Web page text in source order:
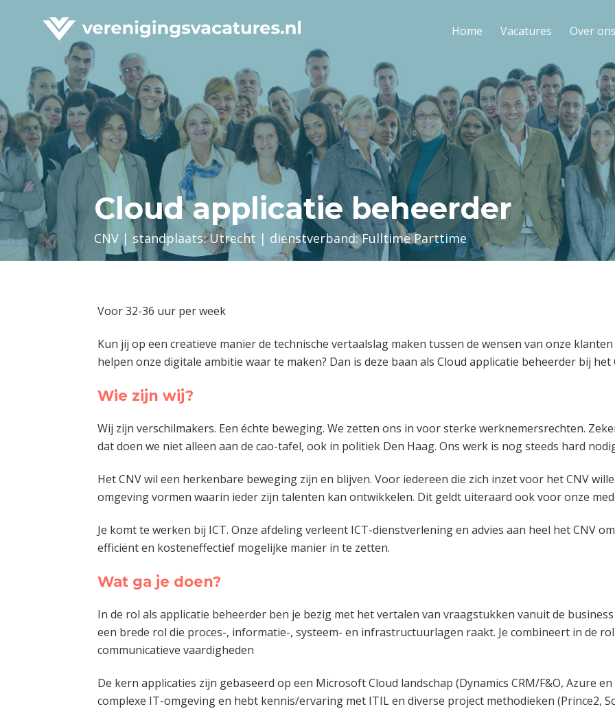
Home Vacatures Over ons
Cloud applicatie beheerder
CNV | standplaats: Utrecht | dienstverband: Fulltime Parttime
Voor 32-36 uur per week
Kun jij op een creatieve manier de technische vertaalslag maken tussen de wensen van onze
helpen onze digitale ambitie waar te maken? Dan is deze baan als Cloud applicatie beheerder bij het
Wie zijn wij?
Wij zijn verschilmakers. Een échte beweging. We zetten ons in voor sterke werknemersrechten.
dat doen we niet alleen aan de cao-tafel, ook in politiek Den Haag. Ons werk is nog steeds hard
Het CNV wil een herkenbare beweging zijn en blijven. Voor iedereen die zich inzet voor het CNV
omgeving vormen waarin ieder zijn talenten kan ontwikkelen. Dit geldt uiteraard ook voor onze
Je komt te werken bij ICT. Onze afdeling verleent ICT-dienstverlening en advies aan heel het CNV
efficiënt en kosteneffectief mogelijke manier in te zetten.
Wat ga je doen?
In de rol als applicatie beheerder ben je bezig met het vertalen van vraagstukken vanuit de
een brede rol die proces-, informatie-, systeem- en infrastructuurlagen raakt. Je combineert in de
communicatieve vaardigheden
De kern applicaties zijn gebaseerd op een Microsoft Cloud landschap (Dynamics CRM/F&O, Azure
complexe IT-omgeving en hebt kennis/ervaring met ITIL en diverse project methodieken (Prince2,